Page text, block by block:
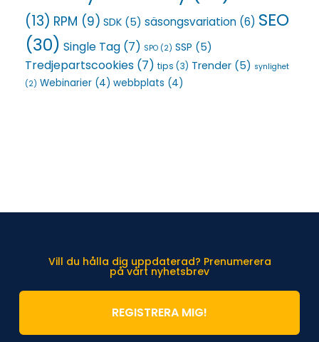
(13) RPM (9) SDK (5) säsongsvariation (6) SEO
(30) Single Tag (7) SPO (2) SSP (5)
Tredjepartscookies (7) tips (3) Trender (5) synlighet
(2) Webinarier (4) webbplats (4)
Vill du hålla dig uppdaterad? Prenumerera
på vårt nyhetsbrev
REGISTRERA MIG!